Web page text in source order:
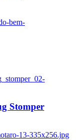
bem-
Stomper
13-335x256.jpg